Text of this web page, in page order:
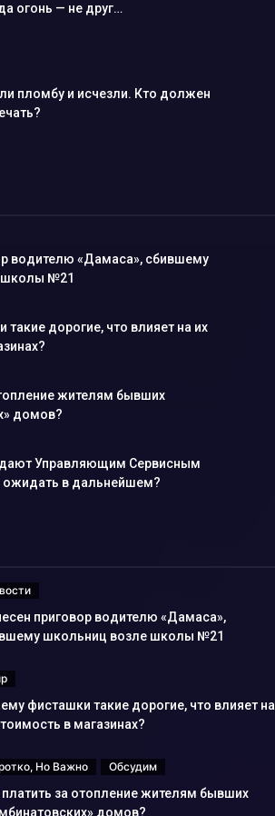
огонь — не друг…
пломбу и исчезли. Кто должен
водителю «Дамаса», сбившему
школы №21
дорогие, что влияет на их
жителям бывших
домов?
Управляющим Сервисным
ожидать в дальнейшем?
приговор водителю «Дамаса»,
школьниц возле школы №21
фисташки такие дорогие, что влияет на
в магазинах?
Но Важно Обсудим
платить за отопление жителям бывших
домов?